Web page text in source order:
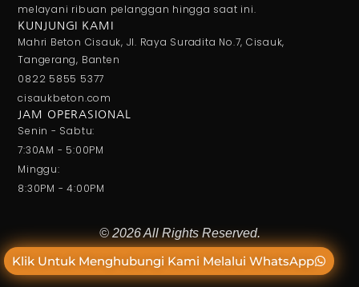
Klik Untuk Menghubungi Kami Melalui WhatsApp
melayani ribuan pelanggan hingga saat ini.
KUNJUNGI KAMI
Mahri Beton Cisauk, Jl. Raya Suradita No.7, Cisauk,
Tangerang, Banten
0822 5855 5377
cisaukbeton.com
JAM OPERASIONAL
Senin - Sabtu:
7:30AM - 5:00PM
Minggu:
8:30PM - 4:00PM
© 2026 All Rights Reserved.